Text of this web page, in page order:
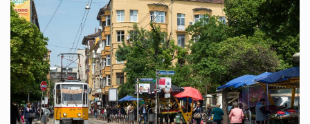
Testarea independentă a sistemului e-Terra, realizată de STS, DNSC și Cyberint, a mai parcurs o rundă de evaluare. Un număr…
Vremea va fi caniculară. Disconfortul termic va fi accentuat, iar indicele temperatură-umezeală (ITU) va depăși pragul critic de 80 de…
A fost finalizat proiectul care prevede un nou spatiu de joacă pentru copiii din localitatea Tulghieș. Primarul comunei Miresu Mare,…